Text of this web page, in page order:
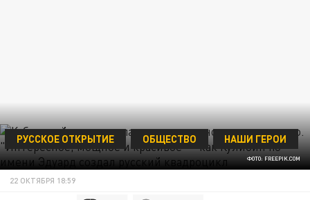
ФОТО: FREEPIK.COM
РУССКОЕ ОТКРЫТИЕ ОБЩЕСТВО НАШИ ГЕРОИ
22 ОКТЯБРЯ 18:59